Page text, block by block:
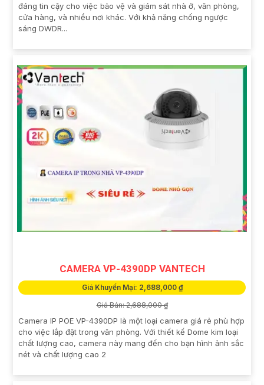
đáng tin cậy cho việc bảo vệ và giám sát nhà ở, văn phòng,
cửa hàng, và nhiều nơi khác. Với khả năng chống ngược
sáng DWDR...
CAMERA VP-4390DP VANTECH
Giá Khuyến Mại: 2,688,000 ₫
Giá Bán: 2,688,000 ₫
Camera IP POE VP-4390DP là một loại camera giá rẻ phù hợp
cho việc lắp đặt trong văn phòng. Với thiết kế Dome kim loại
chất lượng cao, camera này mang đến cho bạn hình ảnh sắc
nét và chất lượng cao 2